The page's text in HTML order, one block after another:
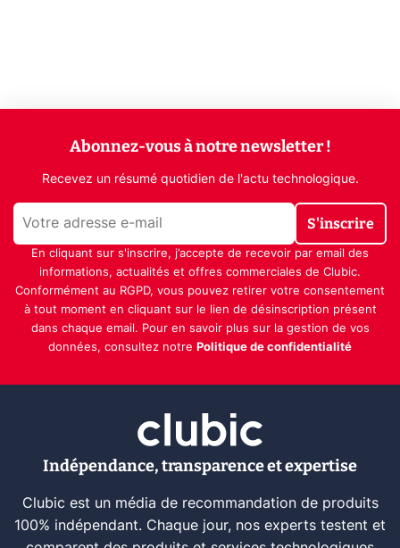
Abonnez-vous à notre newsletter !
Recevez un résumé quotidien de l'actu technologique.
S'inscrire
En cliquant sur s'inscrire, j’accepte de recevoir par email des
informations, actualités et offres commerciales de Clubic.
Conformément au RGPD, vous pouvez retirer votre consentement
à tout moment en cliquant sur le lien de désinscription présent
dans chaque email. Pour en savoir plus sur la gestion de vos
données, consultez notre Politique de confidentialité
Indépendance, transparence et expertise
Clubic est un média de recommandation de produits
100% indépendant. Chaque jour, nos experts testent et